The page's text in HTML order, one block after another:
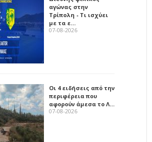
αγώνας στην
Τρίπολη - Τι ισχύει
με τα ε…
07-08-2026
Οι 4 ειδήσεις από την
περιφέρεια που
αφορούν άμεσα το Λ…
07-08-2026